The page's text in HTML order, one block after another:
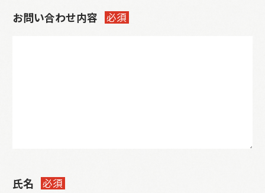
お問い合わせ内容 必須
氏名 必須